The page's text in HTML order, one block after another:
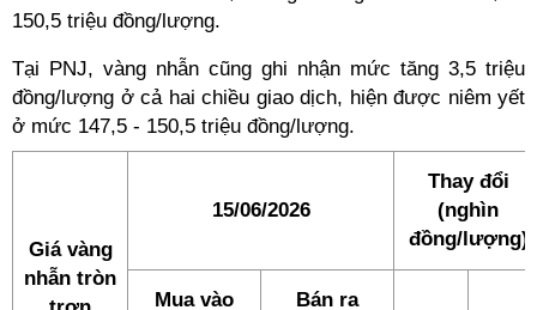
150,5 triệu đồng/lượng.
Tại PNJ, vàng nhẫn cũng ghi nhận mức tăng 3,5 triệu
đồng/lượng ở cả hai chiều giao dịch, hiện được niêm yết
ở mức 147,5 - 150,5 triệu đồng/lượng.
Giá vàng
nhẫn tròn
15/06/2026
Thay đổi
(nghìn
đồng/lượng)
Mua vào Bán ra